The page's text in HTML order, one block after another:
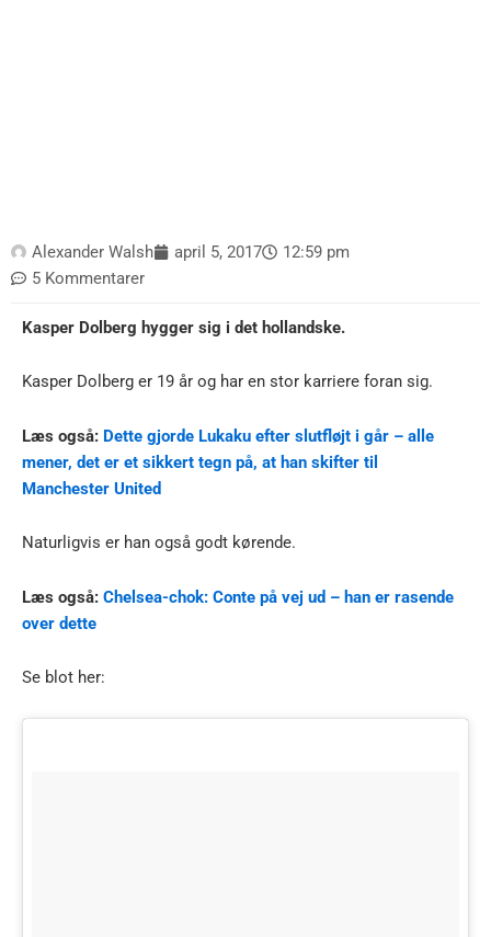
Alexander Walsh april 5, 2017
12:59 pm
5 Kommentarer
Kasper Dolberg hygger sig i det hollandske.
Kasper Dolberg er 19 år og har en stor karriere foran sig.
Læs også: Dette gjorde Lukaku efter slutfløjt i går – alle
mener, det er et sikkert tegn på, at han skifter til
Manchester United
Naturligvis er han også godt kørende.
Læs også: Chelsea-chok: Conte på vej ud – han er rasende
over dette
Se blot her: